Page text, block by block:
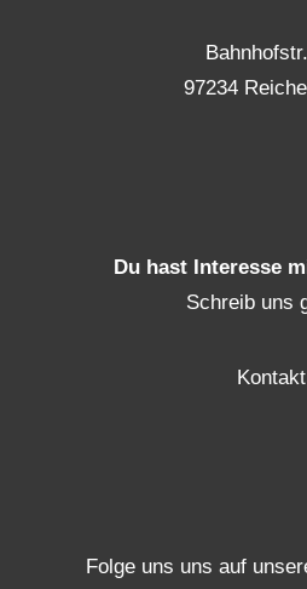
97234
Du hast Interesse
Schreib uns
Kontakt
Folge uns uns auf